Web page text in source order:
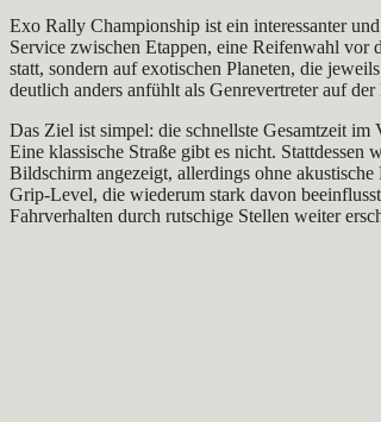
Exo Rally Championship ist ein interessanter
Service zwischen Etappen, eine Reifenwahl vor
statt, sondern auf exotischen Planeten, die
deutlich anders anfühlt als Genrevertreter auf der
Das Ziel ist simpel: die schnellste Gesamtzeit im
Eine klassische Straße gibt es nicht.
Bildschirm angezeigt, allerdings ohne
Grip-Level, die wiederum stark davon
Fahrverhalten durch rutschige Stellen weiter